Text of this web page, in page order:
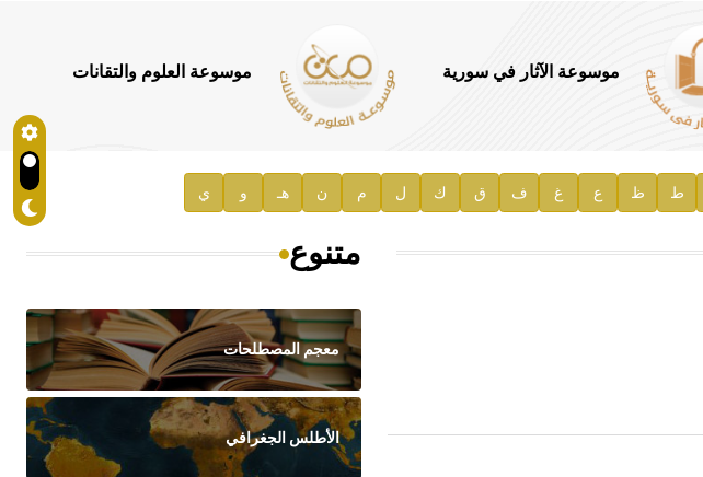
موسوعة الآثار في سورية موسوعة العلوم والتقانات
ط ظ ع غ ف ق ك ل م ن هـ و ي
متنوع
معجم المصطلحات
الأطلس الجغرافي